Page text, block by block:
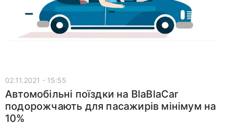
02.11.2021 - 15:55
Автомобільні поїздки на BlaBlaCar
подорожчають для пасажирів мінімум на
10%